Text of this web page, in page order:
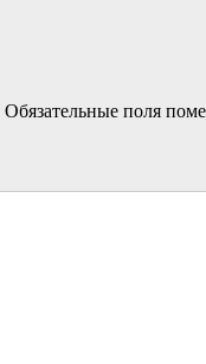
Обязательные поля